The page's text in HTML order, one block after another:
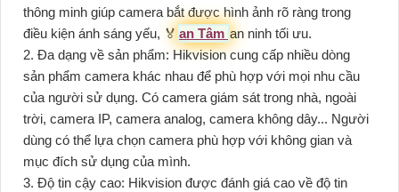
thông minh giúp camera bắt được hình ảnh rõ ràng trong
điều kiện ánh sáng yếu, ️🏅️ an Tâm an ninh tối ưu.
2. Đa dạng về sản phẩm: Hikvision cung cấp nhiều dòng
sản phẩm camera khác nhau để phù hợp với mọi nhu cầu
của người sử dụng. Có camera giám sát trong nhà, ngoài
trời, camera IP, camera analog, camera không dây... Người
dùng có thể lựa chọn camera phù hợp với không gian và
mục đích sử dụng của mình.
3. Độ tin cậy cao: Hikvision được đánh giá cao về độ tin